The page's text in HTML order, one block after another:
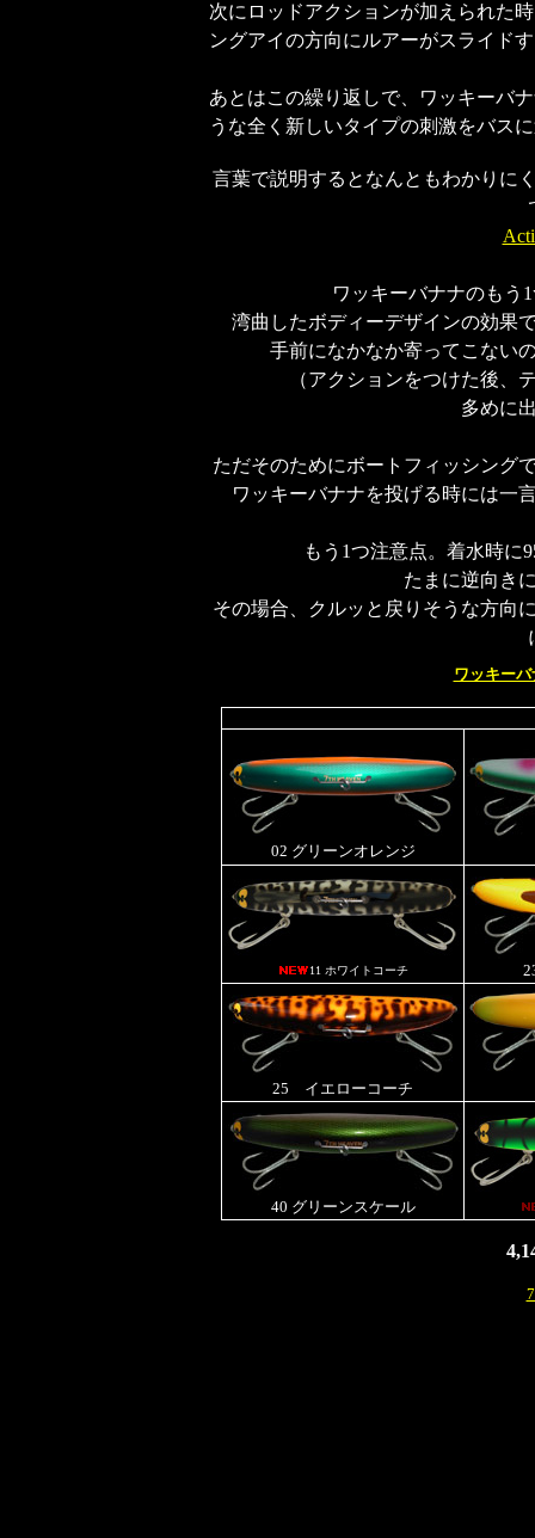
次にロッドアクションが加えられた
ングアイの方向にルアーがスライド
あとはこの繰り返しで、ワッキーバ
うな全く新しいタイプの刺激をバス
言葉で説明するとなんともわかりに
ワッキーバナナのもう
湾曲したボディーデザインの効果
手前になかなか寄ってこない
（アクションをつけた後、
多めに
ただそのためにボートフィッシング
ワッキーバナナを投げる時には一
もう1つ注意点。着水時に
たまに逆向き
その場合、クルッと戻りそうな方向
ワッキー
02 グリーンオレンジ
11 ホワイトコーチ
25 イエローコーチ
40 グリーンスケール